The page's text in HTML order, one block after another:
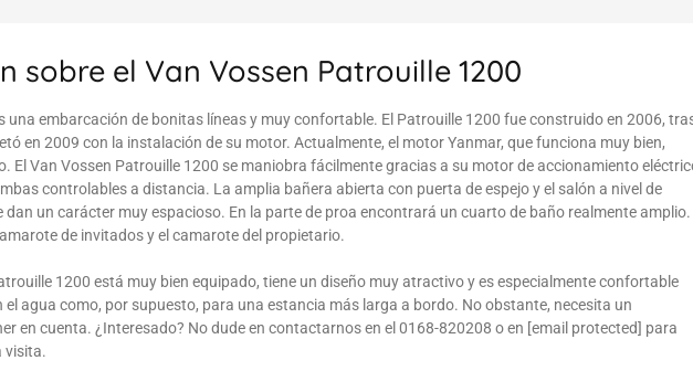
sobre el Van Vossen Patrouille 1200
una embarcación de bonitas líneas y muy confortable. El Patrouille 1200 fue construido en 2006,
en 2009 con la instalación de su motor. Actualmente, el motor Yanmar, que funciona muy bien,
El Van Vossen Patrouille 1200 se maniobra fácilmente gracias a su motor de accionamiento
controlables a distancia. La amplia bañera abierta con puerta de espejo y el salón a nivel de
dan un carácter muy espacioso. En la parte de proa encontrará un cuarto de baño realmente amplio.
de invitados y el camarote del propietario.
1200 está muy bien equipado, tiene un diseño muy atractivo y es especialmente confortable
agua como, por supuesto, para una estancia más larga a bordo. No obstante, necesita un
en cuenta. ¿Interesado? No dude en contactarnos en el 0168-820208 o en [email protected] para
visita.